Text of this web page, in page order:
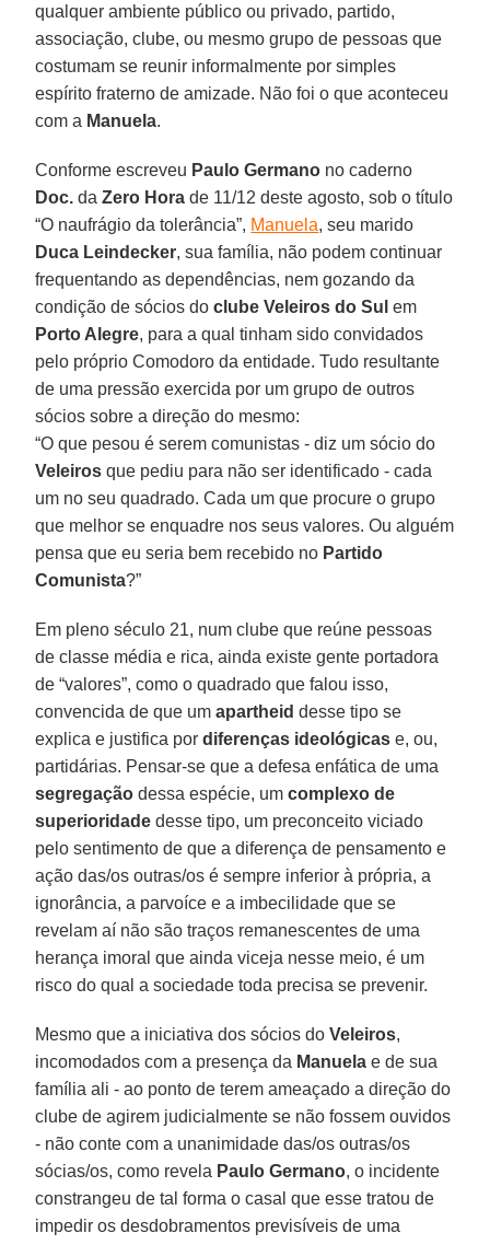
qualquer ambiente público ou privado, partido,
associação, clube, ou mesmo grupo de pessoas que
costumam se reunir informalmente por simples
espírito fraterno de amizade. Não foi o que aconteceu
com a Manuela.
Conforme escreveu Paulo Germano no caderno
Doc. daZero Hora de 11/12 deste agosto, sob o título
“O naufrágio da tolerância”, Manuela, seu marido
Duca Leindecker, sua família, não podem continuar
frequentando as dependências, nem gozando da
condição de sócios doclube Veleiros do Sul em
Porto Alegre, para a qual tinham sido convidados
pelo próprio Comodoro da entidade. Tudo resultante
de uma pressão exercida por um grupo de outros
sócios sobre a direção do mesmo:
“O que pesou é serem comunistas - diz um sócio do
Veleiros que pediu para não ser identificado - cada
um no seu quadrado. Cada um que procure o grupo
que melhor se enquadre nos seus valores. Ou alguém
pensa que eu seria bem recebido no Partido
Comunista?”
Em pleno século 21, num clube que reúne pessoas
de classe média e rica, ainda existe gente portadora
de “valores”, como o quadrado que falou isso,
convencida de que umapartheid desse tipo se
explica e justifica pordiferenças ideológicas e, ou,
partidárias. Pensar-se que a defesa enfática de uma
segregação dessa espécie, umcomplexo de
superioridade desse tipo, um preconceito viciado
pelo sentimento de que a diferença de pensamento e
ação das/os outras/os é sempre inferior à própria, a
ignorância, a parvoíce e a imbecilidade que se
revelam aí não são traços remanescentes de uma
herança imoral que ainda viceja nesse meio, é um
risco do qual a sociedade toda precisa se prevenir.
Mesmo que a iniciativa dos sócios doVeleiros,
incomodados com a presença da Manuela e de sua
família ali - ao ponto de terem ameaçado a direção do
clube de agirem judicialmente se não fossem ouvidos
- não conte com a unanimidade das/os outras/os
sócias/os, como revela Paulo Germano, o incidente
constrangeu de tal forma o casal que esse tratou de
impedir os desdobramentos previsíveis de uma